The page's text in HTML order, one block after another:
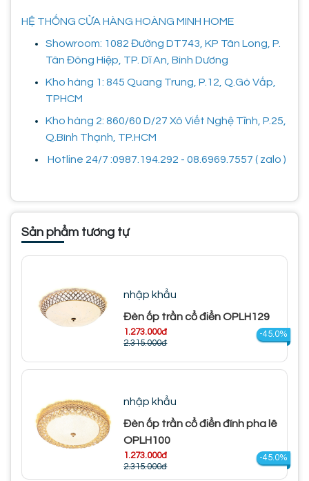
HỆ THỐNG CỬA HÀNG HOÀNG MINH HOME
Showroom: 1082 Đường DT743, KP Tân Long, P.
Tân Đông Hiệp, TP. Dĩ An, Bình Dương
Kho hàng 1: 845 Quang Trung, P.12, Q.Gò Vấp,
TPHCM
Kho hàng 2: 860/60 D/27 Xô Viết Nghệ Tĩnh, P.25,
Q.Bình Thạnh, TP.HCM
Hotline 24/7 :0987.194.292 - 08.6969.7557 ( zalo )
Sản phẩm tương tự
nhập khẩu
Đèn ốp trần cổ điển OPLH129
1.273.000đ
2.315.000đ
-45.0%
nhập khẩu
Đèn ốp trần cổ điển đính pha lê
OPLH100
1.273.000đ
2.315.000đ
-45.0%